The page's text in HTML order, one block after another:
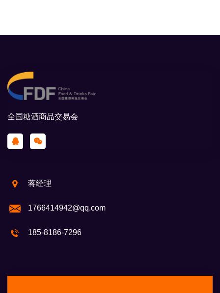
全国糖酒商品交易会
蒋经理
1766414942@qq.com
185-8186-7296